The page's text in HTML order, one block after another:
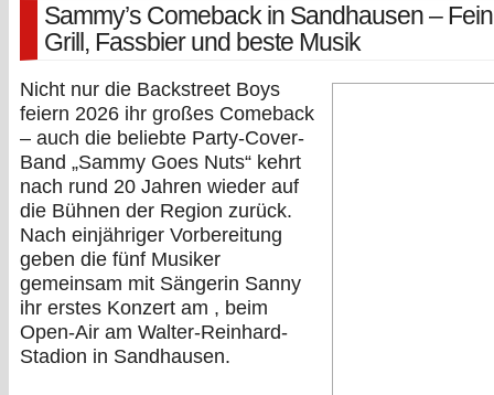
Sammy’s Comeback in Sandhausen –
Grill, Fassbier und beste Musik
Nicht nur die Backstreet Boys
feiern 2026 ihr großes Comeback
– auch die beliebte Party-Cover-
Band „Sammy Goes Nuts“ kehrt
nach rund 20 Jahren wieder auf
die Bühnen der Region zurück.
Nach einjähriger Vorbereitung
geben die fünf Musiker
gemeinsam mit Sängerin Sanny
ihr erstes Konzert am , beim
Open-Air am Walter-Reinhard-
Stadion in Sandhausen.